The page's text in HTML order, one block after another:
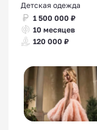
Детская одежда
1 500 000 ₽
10 месяцев
120 000 ₽